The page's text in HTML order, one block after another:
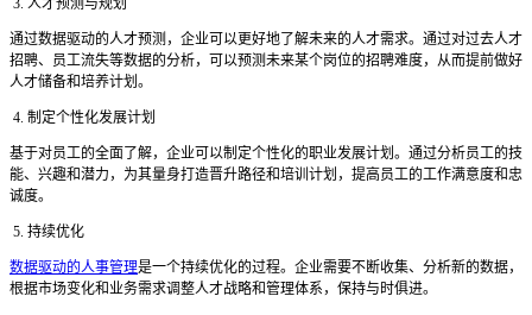
3. 人才预测与规划
通过数据驱动的人才预测，企业可以更好地了解未来的人才需求。通过对过去人才
招聘、员工流失等数据的分析，可以预测未来某个岗位的招聘难度，从而提前做好
人才储备和培养计划。
4. 制定个性化发展计划
基于对员工的全面了解，企业可以制定个性化的职业发展计划。通过分析员工的技
能、兴趣和潜力，为其量身打造晋升路径和培训计划，提高员工的工作满意度和忠
诚度。
5. 持续优化
数据驱动的人事管理是一个持续优化的过程。企业需要不断收集、分析新的数据，
根据市场变化和业务需求调整人才战略和管理体系，保持与时俱进。